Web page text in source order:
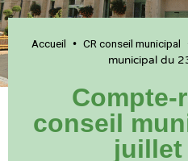
Accueil • CR conseil municipal
municipal du
Compte-
conseil
juillet